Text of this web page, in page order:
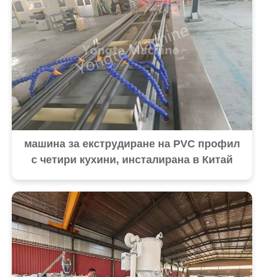
машина за екструдиране на PVC профил
с четири кухини, инсталирана в Китай